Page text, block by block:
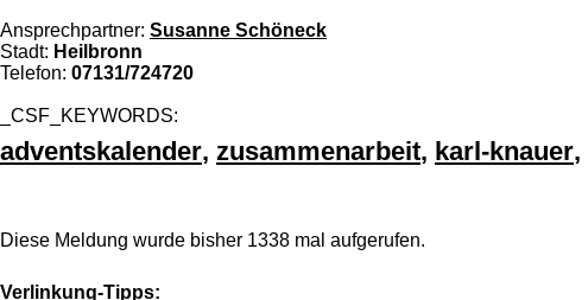
Ansprechpartner: Susanne Schöneck
Stadt: Heilbronn
Telefon: 07131/724720
_CSF_KEYWORDS:
adventskalender, zusammenarbeit, karl-knauer,
Diese Meldung wurde bisher 1338 mal aufgerufen.
Verlinkung-Tipps: